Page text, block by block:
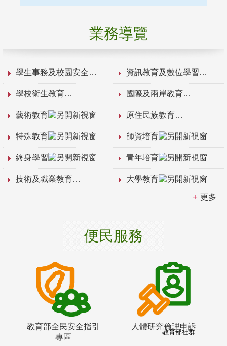
業務導覽
學生事務及校園安全 資訊教育及數位學習
學校衛生教育 國際及兩岸教育
藝術教育 原住民族教育
特殊教育 師資培育
終身學習 青年培育
技術及職業教育 大學教育
更多
便民服務
教育部全民安全指引
專區
人體研究倫理申訴
教育部社群